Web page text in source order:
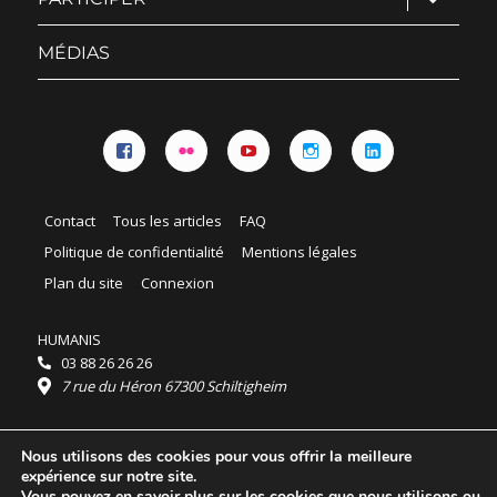
le
sous-
MÉDIAS
Contact Tous les articles
FAQ
Politique de confidentialité
Mentions légales
Plan du site
Connexion
HUMANIS
03 88 26 26 26
7 rue du Héron 67300 Schiltigheim
Horaires :
HUMANIS : du lundi au vendredi 9h - 18h
Ordidocaz : du lundi au vendredi 8h - 19h
Nous utilisons des cookies pour vous offrir la meilleure
expérience sur notre site.